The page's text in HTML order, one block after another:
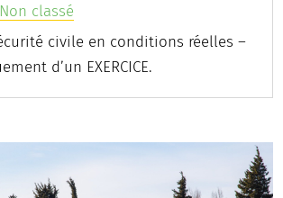
Non classé
civile en conditions réelles –
d’un EXERCICE.